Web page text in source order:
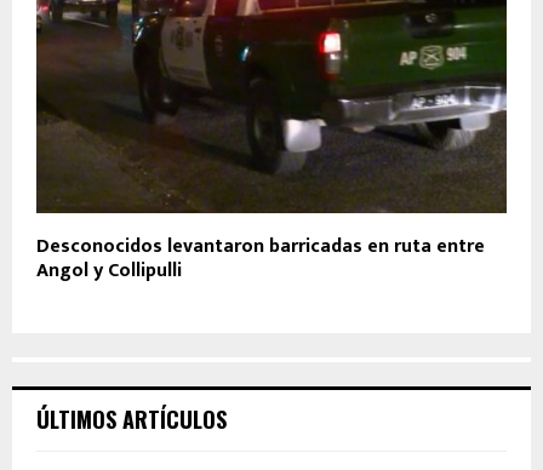
Desconocidos levantaron barricadas en ruta entre
Angol y Collipulli
ÚLTIMOS ARTÍCULOS